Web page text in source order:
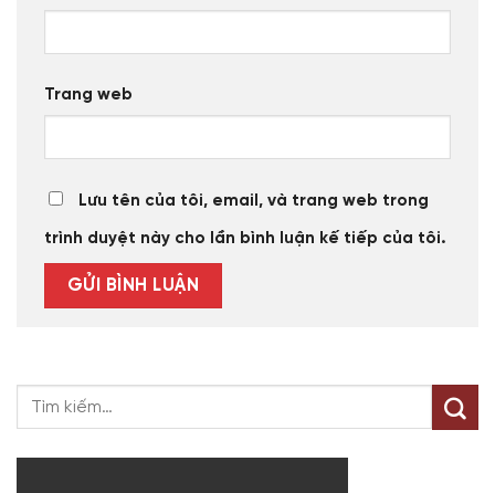
Trang web
Lưu tên của tôi, email, và trang web trong
trình duyệt này cho lần bình luận kế tiếp của tôi.